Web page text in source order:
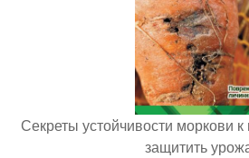
Секреты устойчивости моркови
защитить